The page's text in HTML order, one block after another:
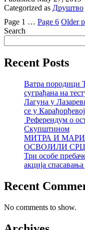
Categorized as Друштво
Posts
pagination
Page 1 … Page 6 Older
Search
Recent Posts
Ватра породици
суграђана на
Лагуна у
се у
Референдум о
Скупштином
МИТРА И
ОСВОЈИЛИ
Три особе
акција спасавања
Recent
No comments to show.